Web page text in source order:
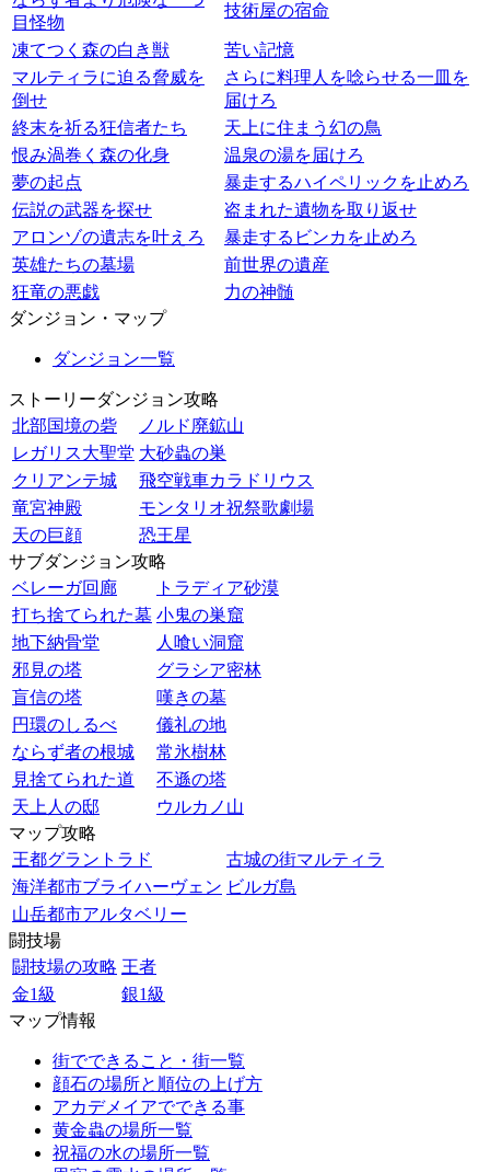
目怪物
技術屋の宿命
凍てつく森の白き獣
苦い記憶
マルティラに迫る脅威を
倒せ
さらに料理人を唸らせる一皿を
届けろ
終末を祈る狂信者たち
天上に住まう幻の鳥
恨み渦巻く森の化身
温泉の湯を届けろ
夢の起点
暴走するハイペリックを止めろ
伝説の武器を探せ
盗まれた遺物を取り返せ
アロンゾの遺志を叶えろ
暴走するビンカを止めろ
英雄たちの墓場
前世界の遺産
狂竜の悪戯
力の神髄
ダンジョン・マップ
ダンジョン一覧
ストーリーダンジョン攻略
北部国境の砦
ノルド廃鉱山
レガリス大聖堂 大砂蟲の巣
クリアンテ城
飛空戦車カラドリウス
竜宮神殿
モンタリオ祝祭歌劇場
天の巨顔
恐王星
サブダンジョン攻略
ベレーガ回廊
トラディア砂漠
打ち捨てられた墓 小鬼の巣窟
地下納骨堂
人喰い洞窟
邪見の塔
グラシア密林
盲信の塔
嘆きの墓
円環のしるべ
儀礼の地
ならず者の根城
常氷樹林
見捨てられた道
不遜の塔
天上人の邸
ウルカノ山
マップ攻略
王都グラントラド
古城の街マルティラ
海洋都市ブライハーヴェン ビルガ島
山岳都市アルタベリー
闘技場
闘技場の攻略 王者
金1級
銀1級
マップ情報
街でできること・街一覧
顔石の場所と順位の上げ方
アカデメイアでできる事
黄金蟲の場所一覧
祝福の水の場所一覧